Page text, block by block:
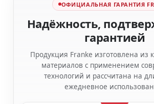
ОФИЦИАЛЬНАЯ ГАРАНТИЯ
Надёжность,
гарантией
Продукция Franke изготовлена из
материалов с применением
технологий и рассчитана на
ежедневное